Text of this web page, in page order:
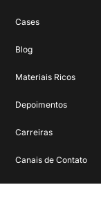
Cases
Blog
Materiais Ricos
Depoimentos
Carreiras
Canais de Contato